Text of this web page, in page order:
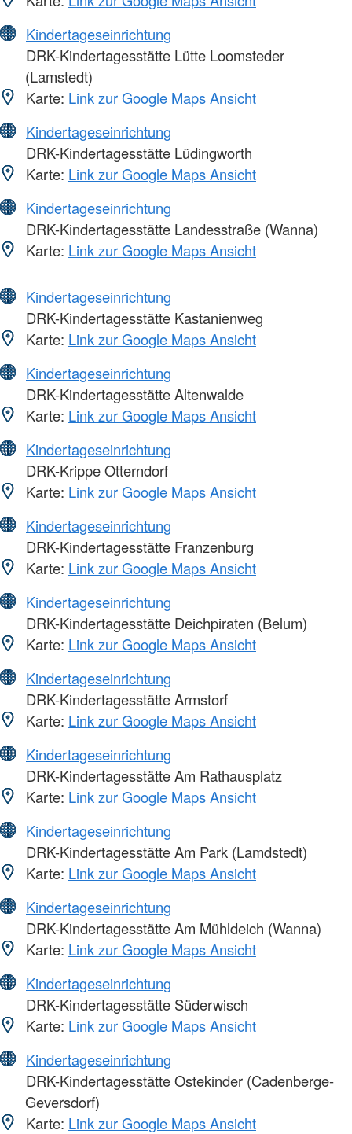
Kindertageseinrichtung
DRK-Kindertagesstätte Lütte Loomsteder
(Lamstedt)
Karte: Link zur Google Maps Ansicht
Kindertageseinrichtung
DRK-Kindertagesstätte Lüdingworth
Karte: Link zur Google Maps Ansicht
Kindertageseinrichtung
DRK-Kindertagesstätte Landesstraße (Wanna)
Karte: Link zur Google Maps Ansicht
Kindertageseinrichtung
DRK-Kindertagesstätte Kastanienweg
Karte: Link zur Google Maps Ansicht
Kindertageseinrichtung
DRK-Kindertagesstätte Altenwalde
Karte: Link zur Google Maps Ansicht
Kindertageseinrichtung
DRK-Krippe Otterndorf
Karte: Link zur Google Maps Ansicht
Kindertageseinrichtung
DRK-Kindertagesstätte Franzenburg
Karte: Link zur Google Maps Ansicht
Kindertageseinrichtung
DRK-Kindertagesstätte Deichpiraten (Belum)
Karte: Link zur Google Maps Ansicht
Kindertageseinrichtung
DRK-Kindertagesstätte Armstorf
Karte: Link zur Google Maps Ansicht
Kindertageseinrichtung
DRK-Kindertagesstätte Am Rathausplatz
Karte: Link zur Google Maps Ansicht
Kindertageseinrichtung
DRK-Kindertagesstätte Am Park (Lamdstedt)
Karte: Link zur Google Maps Ansicht
Kindertageseinrichtung
DRK-Kindertagesstätte Am Mühldeich (Wanna)
Karte: Link zur Google Maps Ansicht
Kindertageseinrichtung
DRK-Kindertagesstätte Süderwisch
Karte: Link zur Google Maps Ansicht
Kindertageseinrichtung
DRK-Kindertagesstätte Ostekinder (Cadenberge-
Geversdorf)
Karte: Link zur Google Maps Ansicht